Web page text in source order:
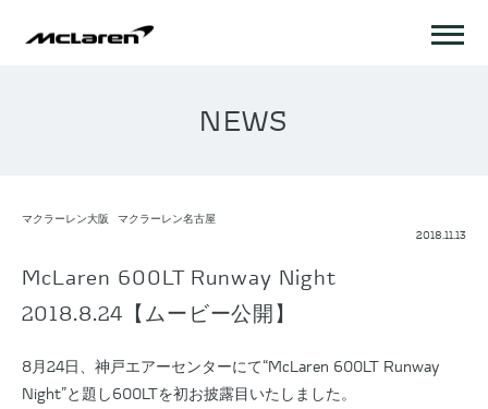
NEWS
マクラーレン大阪
マクラーレン名古屋
2018.11.13
McLaren 600LT Runway Night
2018.8.24【ムービー公開】
8月24日、神戸エアーセンターにて“McLaren 600LT Runway
Night”と題し600LTを初お披露目いたしました。